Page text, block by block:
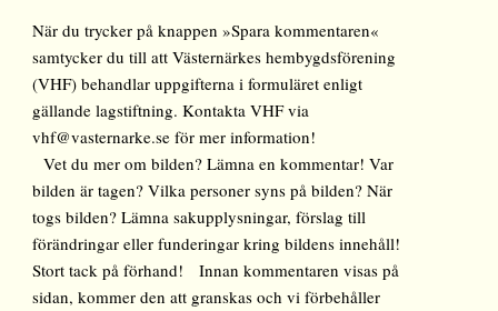
När du trycker på knappen »Spara kommentaren«
samtycker du till att Västernärkes hembygdsförening
(VHF) behandlar uppgifterna i formuläret enligt
gällande lagstiftning. Kontakta VHF via
vhf@vasternarke.se för mer information!
Vet du mer om bilden? Lämna en kommentar! Var
bilden är tagen? Vilka personer syns på bilden? När
togs bilden? Lämna sakupplysningar, förslag till
förändringar eller funderingar kring bildens innehåll!
Stort tack på förhand! Innan kommentaren visas på
sidan, kommer den att granskas och vi förbehåller